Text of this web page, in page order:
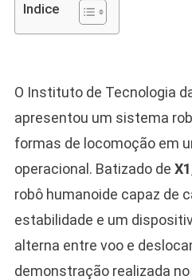
Indice
O Instituto de Tecnologia
apresentou um sistema
formas de locomoção em
operacional. Batizado de X1
robô humanoide capaz de
estabilidade e um
alterna entre voo e
demonstração realizada